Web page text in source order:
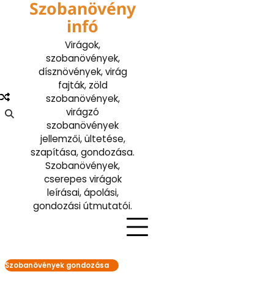
Szobanövény
infó
Virágok,
szobanövények,
dísznövények, virág
fajták, zöld
szobanövények,
virágzó
szobanövények
jellemzői, ültetése,
szapítása, gondozása.
Szobanövények,
cserepes virágok
leírásai, ápolási,
gondozási útmutatói.
Szobanövények gondozása